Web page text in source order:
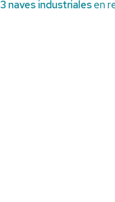
3 naves industriales en